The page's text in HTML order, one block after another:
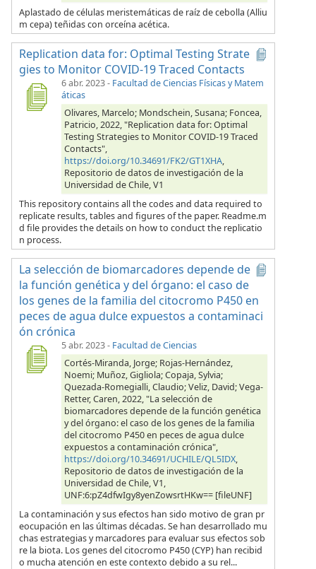
Aplastado de células meristemáticas de raíz de cebolla (Alliu
m cepa) teñidas con orceína acética.
Replication data for: Optimal Testing Strate
gies to Monitor COVID-19 Traced Contacts
6 abr. 2023- Facultad de Ciencias Físicas y Matem
áticas
Olivares, Marcelo; Mondschein, Susana; Foncea,
Patricio, 2022, "Replication data for: Optimal
Testing Strategies to Monitor COVID-19 Traced
Contacts",
https://doi.org/10.34691/FK2/GT1XHA,
Repositorio de datos de investigación de la
Universidad de Chile, V1
This repository contains all the codes and data required to
replicate results, tables and figures of the paper. Readme.m
d file provides the details on how to conduct the replicatio
n process.
La selección de biomarcadores depende de
la función genética y del órgano: el caso de
los genes de la familia del citocromo P450 en
peces de agua dulce expuestos a contaminaci
ón crónica
5 abr. 2023- Facultad de Ciencias
Cortés-Miranda, Jorge; Rojas-Hernández,
Noemi; Muñoz, Gigliola; Copaja, Sylvia;
Quezada-Romegialli, Claudio; Veliz, David; Vega-
Retter, Caren, 2022, "La selección de
biomarcadores depende de la función genética
y del órgano: el caso de los genes de la familia
del citocromo P450 en peces de agua dulce
expuestos a contaminación crónica",
https://doi.org/10.34691/UCHILE/QL5IDX,
Repositorio de datos de investigación de la
Universidad de Chile, V1,
UNF:6:pZ4dfwIgy8yenZowsrtHKw== [fileUNF]
La contaminación y sus efectos han sido motivo de gran pr
eocupación en las últimas décadas. Se han desarrollado mu
chas estrategias y marcadores para evaluar sus efectos sob
re la biota. Los genes del citocromo P450 (CYP) han recibid
o mucha atención en este contexto debido a su rel...